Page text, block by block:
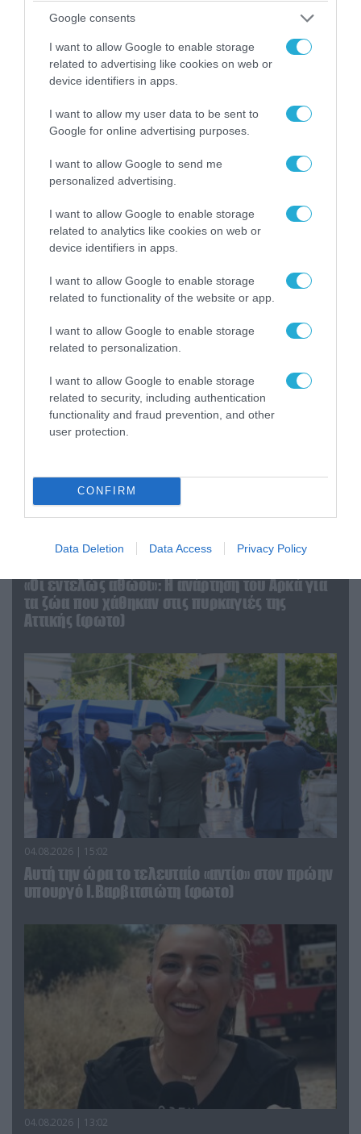
Google consents
I want to allow Google to enable storage
related to advertising like cookies on web or
device identifiers in apps.
I want to allow my user data to be sent to
Google for online advertising purposes.
I want to allow Google to send me
personalized advertising.
I want to allow Google to enable storage
related to analytics like cookies on web or
device identifiers in apps.
I want to allow Google to enable storage
related to functionality of the website or app.
I want to allow Google to enable storage
related to personalization.
I want to allow Google to enable storage
related to security, including authentication
functionality and fraud prevention, and other
user protection.
CONFIRM
Data Deletion Data Access Privacy Policy
Ο Γιάννης Αλαφούζος «τέλειωσε» τον
Κωνσταντίνο Ζούλα από τον ΣΚΑΪ – Ο λόγος της
απομάκρυνσής του
06.08.2026 | 14:02
«Επιχείρηση ελεύθερα πεζοδρόμια» στην
αντικείμενα από κοινόχρηστους χώρους
«Οι εντελώς αθώοι»: Η ανάρτηση του Αρκά για
τα ζώα που χάθηκαν στις πυρκαγιές της
Αττικής (φωτο)
04.08.2026 | 15:02
Αυτή την ώρα το τελευταίο «αντίο» στον πρώην
υπουργό Ι.Βαρβιτσιώτη (φωτο)
04.08.2026 | 13:02